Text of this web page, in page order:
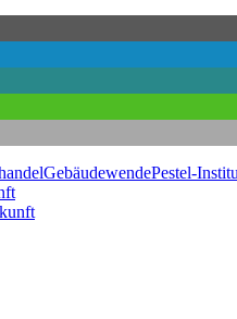
GebäudewendePestel-